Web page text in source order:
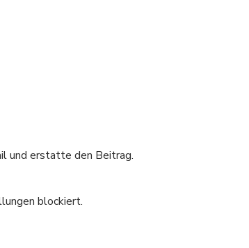
und erstatte den Beitrag.
blockiert.